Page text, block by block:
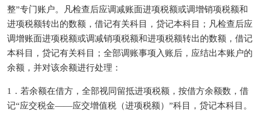
整”专门账户。凡检查后应调减账面进项税额或调增销项税额和
进项税额转出的数额，借记有关科目，贷记本科目；凡检查后应
调增账面进项税额或调减销项税额和进项税额转出的数额，借记
本科目，贷记有关科目；全部调账事项入账后，应结出本账户的
余额，并对该余额进行处理：
1．若余额在借方，全部视同留抵进项税额，按借方余额数，借
记“应交税金——应交增值税（进项税额）”科目，贷记本科目。